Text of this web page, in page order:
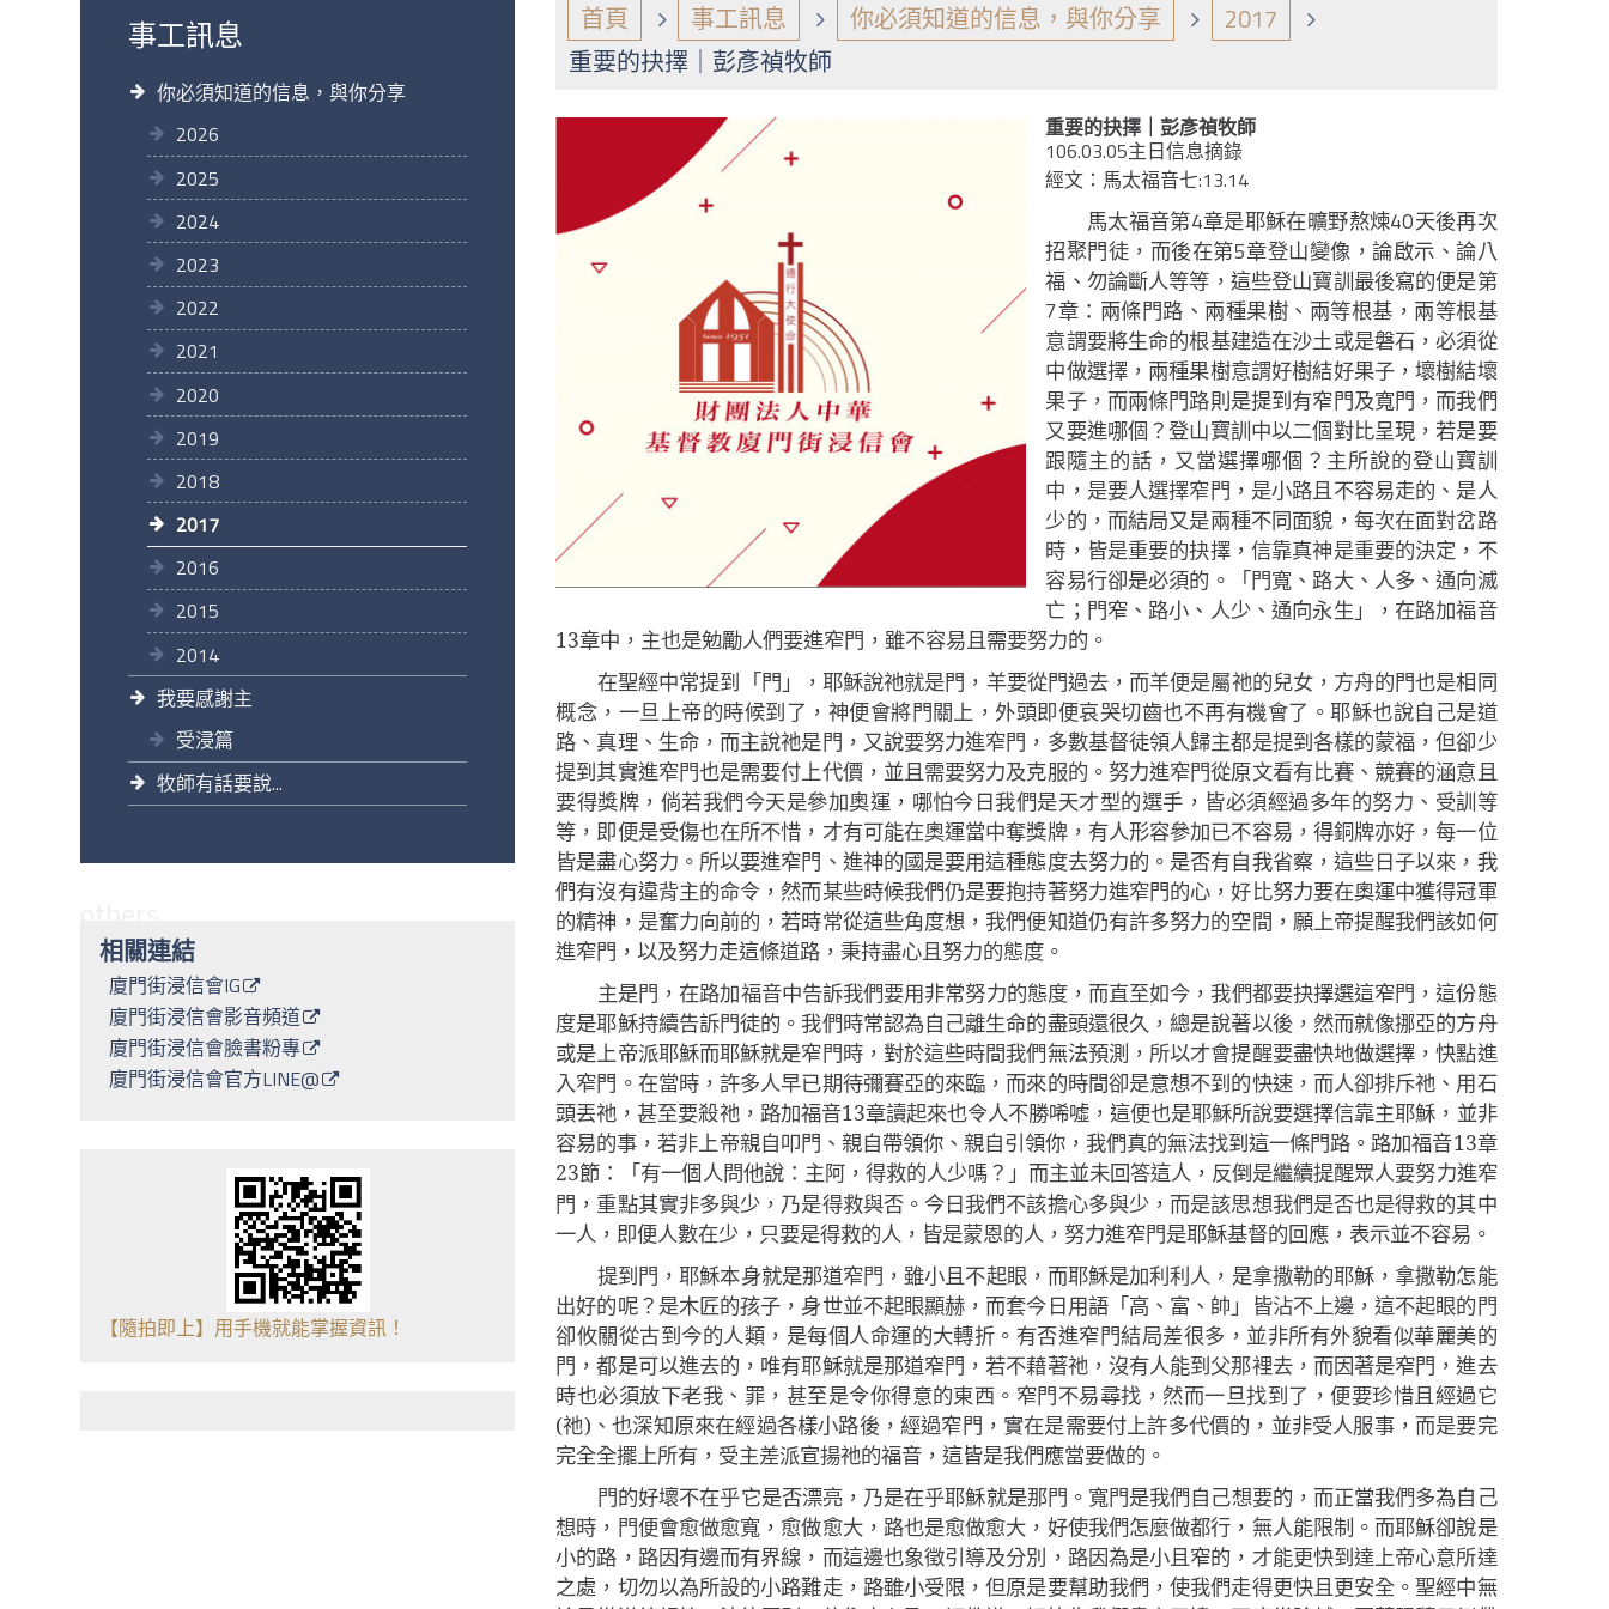
事工訊息
你必須知道的信息，與你分享
2026
2025
2024
2023
2022
2021
2020
2019
2018
2017
2016
2015
2014
我要感謝主
受浸篇
牧師有話要說...
相關連結
廈門街浸信會IG
廈門街浸信會影音頻道
廈門街浸信會臉書粉專
廈門街浸信會官方LINE@
【隨拍即上】用手機就能掌握資訊！
首頁 事工訊息 你必須知道的信息，與你分享
2017
重要的抉擇｜彭彥禎牧師
重要的抉擇｜彭彥禎牧師
106.03.05主日信息摘錄
經文：馬太福音七:13.14
馬太福音第4章是耶穌在曠野熬煉40天後再次
招聚門徒，而後在第5章登山變像，論啟示、論八
福、勿論斷人等等，這些登山寶訓最後寫的便是第
7章：兩條門路、兩種果樹、兩等根基，兩等根基
意謂要將生命的根基建造在沙土或是磐石，必須從
中做選擇，兩種果樹意謂好樹結好果子，壞樹結壞
果子，而兩條門路則是提到有窄門及寬門，而我們
又要進哪個 ？登山寶訓中以二個對比呈現，若是要
跟隨主的話，又當選擇哪個 ？主所說的登山寶訓
中，是要人選擇窄門，是小路且不容易走的、是人
少的，而結局又是兩種不同面貌，每次在面對岔路
時，皆是重要的抉擇，信靠真神是重要的決定，不
容易行卻是必須的。「門寬、路大、人多、通向滅
亡；門窄、路小、人少、通向永生」，在路加福音
13章中，主也是勉勵人們要進窄門，雖不容易且需要努力的。
在聖經中常提到「門」，耶穌說祂就是門，羊要從門過去，而羊便是屬祂的兒女，方舟的門也是相同
概念，一旦上帝的時候到了，神便會將門關上，外頭即便哀哭切齒也不再有機會了。耶穌也說自己是道
路、真理、生命，而主說祂是門，又說要努力進窄門，多數基督徒領人歸主都是提到各樣的蒙福，但卻少
提到其實進窄門也是需要付上代價，並且需要努力及克服的。努力進窄門從原文看有比賽、競賽的涵意且
要得獎牌，倘若我們今天是參加奧運，哪怕今日我們是天才型的選手，皆必須經過多年的努力、受訓等
等，即便是受傷也在所不惜，才有可能在奧運當中奪獎牌，有人形容參加已不容易，得銅牌亦好，每一位
皆是盡心努力。所以要進窄門、進神的國是要用這種態度去努力的。是否有自我省察，這些日子以來，我
們有沒有違背主的命令，然而某些時候我們仍是要抱持著努力進窄門的心，好比努力要在奧運中獲得冠軍
的精神，是奮力向前的，若時常從這些角度想，我們便知道仍有許多努力的空間，願上帝提醒我們該如何
進窄門，以及努力走這條道路，秉持盡心且努力的態度。
主是門，在路加福音中告訴我們要用非常努力的態度，而直至如今，我們都要抉擇選這窄門，這份態
度是耶穌持續告訴門徒的。我們時常認為自己離生命的盡頭還很久，總是說著以後，然而就像挪亞的方舟
或是上帝派耶穌而耶穌就是窄門時，對於這些時間我們無法預測，所以才會提醒要盡快地做選擇，快點進
入窄門。在當時，許多人早已期待彌賽亞的來臨，而來的時間卻是意想不到的快速，而人卻排斥祂、用石
頭丟祂，甚至要殺祂，路加福音13章讀起來也令人不勝唏噓，這便也是耶穌所說要選擇信靠主耶穌，並非
容易的事，若非上帝親自叩門、親自帶領你、親自引領你，我們真的無法找到這一條門路。路加福音13章
23節：「有一個人問他說：主阿，得救的人少嗎？」 而主並未回答這人，反倒是繼續提醒眾人要努力進窄
門，重點其實非多與少，乃是得救與否。今日我們不該擔心多與少，而是該思想我們是否也是得救的其中
一人，即便人數在少，只要是得救的人，皆是蒙恩的人，努力進窄門是耶穌基督的回應，表示並不容易。
提到門，耶穌本身就是那道窄門，雖小且不起眼，而耶穌是加利利人，是拿撒勒的耶穌，拿撒勒怎能
出好的呢？是木匠的孩子，身世並不起眼顯赫，而套今日用語「高、富、帥」皆沾不上邊，這不起眼的門
卻攸關從古到今的人類，是每個人命運的大轉折。有否進窄門結局差很多，並非所有外貌看似華麗美的
門，都是可以進去的，唯有耶穌就是那道窄門，若不藉著祂，沒有人能到父那裡去，而因著是窄門，進去
時也必須放下老我、罪，甚至是令你得意的東西。窄門不易尋找，然而一旦找到了，便要珍惜且經過它
(祂) 、也深知原來在經過各樣小路後，經過窄門，實在是需要付上許多代價的，並非受人服事，而是要完
完全全擺上所有，受主差派宣揚祂的福音，這皆是我們應當要做的。
門的好壞不在乎它是否漂亮，乃是在乎耶穌就是那門。 寬門是我們自己想要的 ，而正當我們多為自己
想時，門便會愈做愈寬，愈做愈大，路也是愈做愈大，好使我們怎麼做都行，無人能限制。而耶穌卻說是
小的路，路因有邊而有界線，而這邊也象徵引導及分別，路因為是小且窄的，才能更快到達上帝心意所達
之處，切勿以為所設的小路難走，路雖小受限，但原是要幫助我們，使我們走得更快且更安全。聖經中無